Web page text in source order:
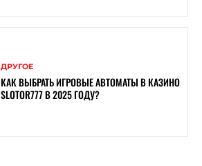
ДРУГОЕ
КАК ВЫБРАТЬ ИГРОВЫЕ АВТОМАТЫ В КАЗИНО
SLOTOR777 В 2025 ГОДУ?